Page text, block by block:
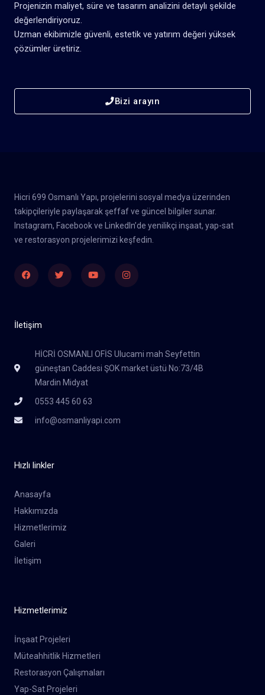
Projenizin maliyet, süre ve tasarım analizini detaylı şekilde
değerlendiriyoruz.
Uzman ekibimizle güvenli, estetik ve yatırım değeri yüksek
çözümler üretiriz.
Bizi arayın
Hicri 699 Osmanlı Yapı, projelerini sosyal medya üzerinden
takipçileriyle paylaşarak şeffaf ve güncel bilgiler sunar.
Instagram, Facebook ve LinkedIn’de yenilikçi inşaat, yap-sat
ve restorasyon projelerimizi keşfedin.
FacebookTwitter YoutubeInstagram
İletişim
HİCRİ OSMANLI OFİS Ulucami mah Seyfettin
güneştan Caddesi ŞOK market üstü No:73/4B
Mardin Midyat
0553 445 60 63
info@osmanliyapi.com
Hızlı linkler
Anasayfa
Hakkımızda
Hizmetlerimiz
Galeri
İletişim
Hizmetlerimiz
İnşaat Projeleri
Müteahhitlik Hizmetleri
Restorasyon Çalışmaları
Yap-Sat Projeleri